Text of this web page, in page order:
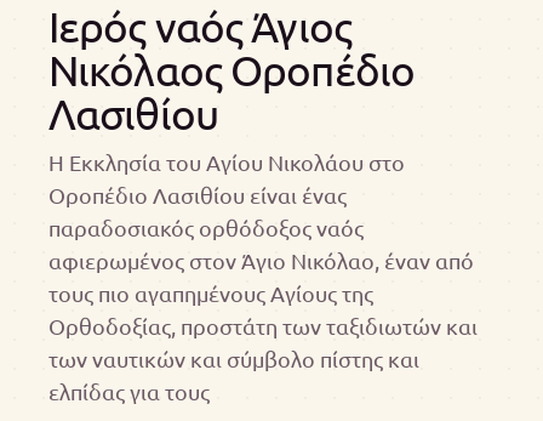
Ιερός ναός Άγιος
Νικόλαος Οροπέδιο
Λασιθίου
Η Εκκλησία του Αγίου Νικολάου στο
Οροπέδιο Λασιθίου είναι ένας
παραδοσιακός ορθόδοξος ναός
αφιερωμένος στον Άγιο Νικόλαο, έναν από
τους πιο αγαπημένους Αγίους της
Ορθοδοξίας, προστάτη των ταξιδιωτών και
των ναυτικών και σύμβολο πίστης και
ελπίδας για τους